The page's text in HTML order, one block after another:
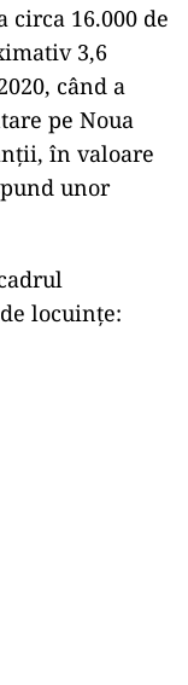
circa 16.000 de
3,6
când a
pe Noua
în valoare
unor
locuințe: